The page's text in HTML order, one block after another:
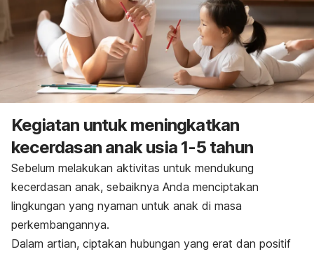
Kegiatan untuk meningkatkan
kecerdasan anak usia 1-5 tahun
Sebelum melakukan aktivitas untuk mendukung
kecerdasan anak, sebaiknya Anda menciptakan
lingkungan yang nyaman untuk anak di masa
perkembangannya.
Dalam artian, ciptakan hubungan yang erat dan positif